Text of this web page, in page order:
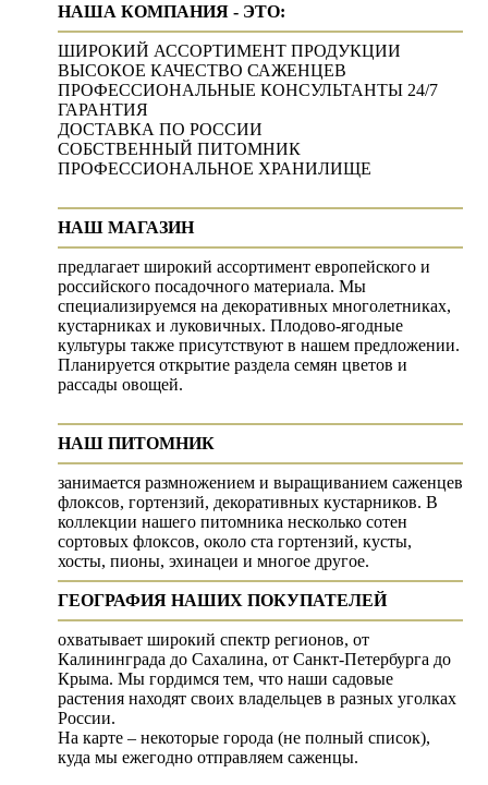
НАША КОМПАНИЯ - ЭТО:
ШИРОКИЙ АССОРТИМЕНТ ПРОДУКЦИИ
ВЫСОКОЕ КАЧЕСТВО САЖЕНЦЕВ
ПРОФЕССИОНАЛЬНЫЕ КОНСУЛЬТАНТЫ 24/7
ГАРАНТИЯ
ДОСТАВКА ПО РОССИИ
СОБСТВЕННЫЙ ПИТОМНИК
ПРОФЕССИОНАЛЬНОЕ ХРАНИЛИЩЕ
НАШ МАГАЗИН
предлагает широкий ассортимент европейского и
российского посадочного материала. Мы
специализируемся на декоративных многолетниках,
кустарниках и луковичных. Плодово-ягодные
культуры также присутствуют в нашем предложении.
Планируется открытие раздела семян цветов и
рассады овощей.
НАШ ПИТОМНИК
занимается размножением и выращиванием саженцев
флоксов, гортензий, декоративных кустарников. В
коллекции нашего питомника несколько сотен
сортовых флоксов, около ста гортензий, кусты,
хосты, пионы, эхинацеи и многое другое.
ГЕОГРАФИЯ НАШИХ ПОКУПАТЕЛЕЙ
охватывает широкий спектр регионов, от
Калининграда до Сахалина, от Санкт-Петербурга до
Крыма. Мы гордимся тем, что наши садовые
растения находят своих владельцев в разных уголках
России.
На карте – некоторые города (не полный список),
куда мы ежегодно отправляем саженцы.